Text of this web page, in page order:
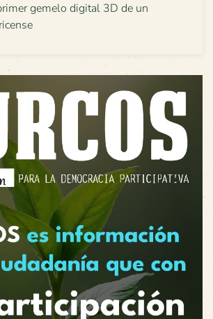
gemelo digital 3D de un